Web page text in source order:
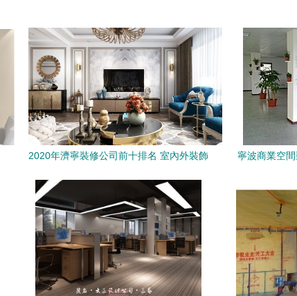
2020年濟寧裝修公司前十排名 室內外裝飾
寧波商業空